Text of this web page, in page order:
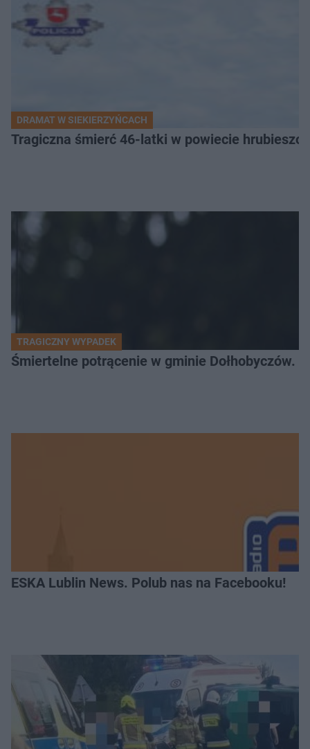
DRAMAT W SIEKIERZYŃCACH
Tragiczna śmierć 46-latki w powiecie
TRAGICZNY WYPADEK
Śmiertelne potrącenie w gminie Dołhobyczów.
ESKA Lublin News. Polub nas na Facebooku!